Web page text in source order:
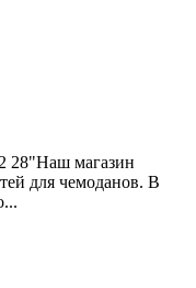
28"Наш магазин
для чемоданов. В